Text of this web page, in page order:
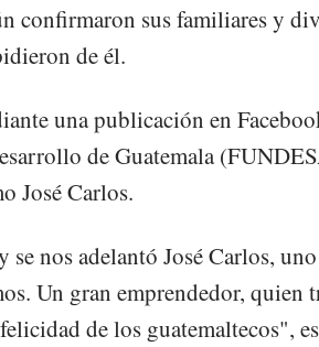
confirmaron sus familiares y
de él.
una publicación en
de Guatemala
José Carlos.
se nos adelantó José Carlos,
Un gran emprendedor, quien
de los guatemaltecos",